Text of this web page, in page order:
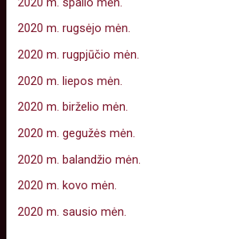
2020 m. rugsėjo mėn.
2020 m. rugpjūčio mėn.
2020 m. liepos mėn.
2020 m. birželio mėn.
2020 m. gegužės mėn.
2020 m. balandžio mėn.
2020 m. kovo mėn.
2020 m. sausio mėn.